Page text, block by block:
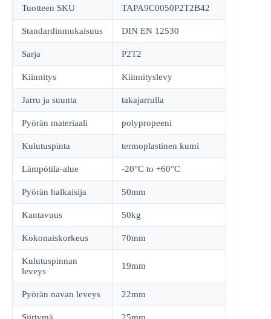
Tuotteen SKU TAPA9C0050P2T2B42
Standardinmukaisuus DIN EN 12530
Sarja P2T2
Kiinnitys Kiinnityslevy
Jarru ja suunta takajarrulla
Pyörän materiaali polypropeeni
Kulutuspinta termoplastinen kumi
Lämpötila-alue -20°C to +60°C
Pyörän halkaisija 50mm
Kantavuus 50kg
Kokonaiskorkeus 70mm
Kulutuspinnan
leveys
19mm
Pyörän navan leveys 22mm
Siirtymä 25mm